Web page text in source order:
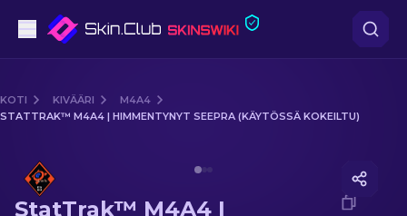
Keskitaso
KOTI KIVÄÄRI
M4A4
STATTRAK™ M4A4 | HIMMENTYNYT SEEPRA (KÄYTÖSSÄ KOKEILTU)
StatTrak™ M4A4 |